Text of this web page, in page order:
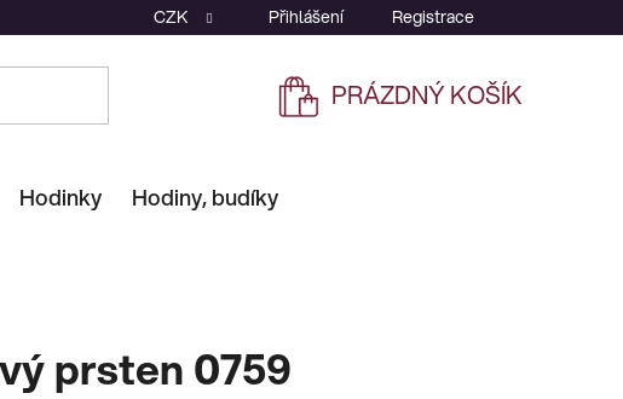
CZK Přihlášení Registrace
NÁKUPNÍ
PRÁZDNÝ KOŠÍK
Hodinky Hodiny, budíky
prsten 0759